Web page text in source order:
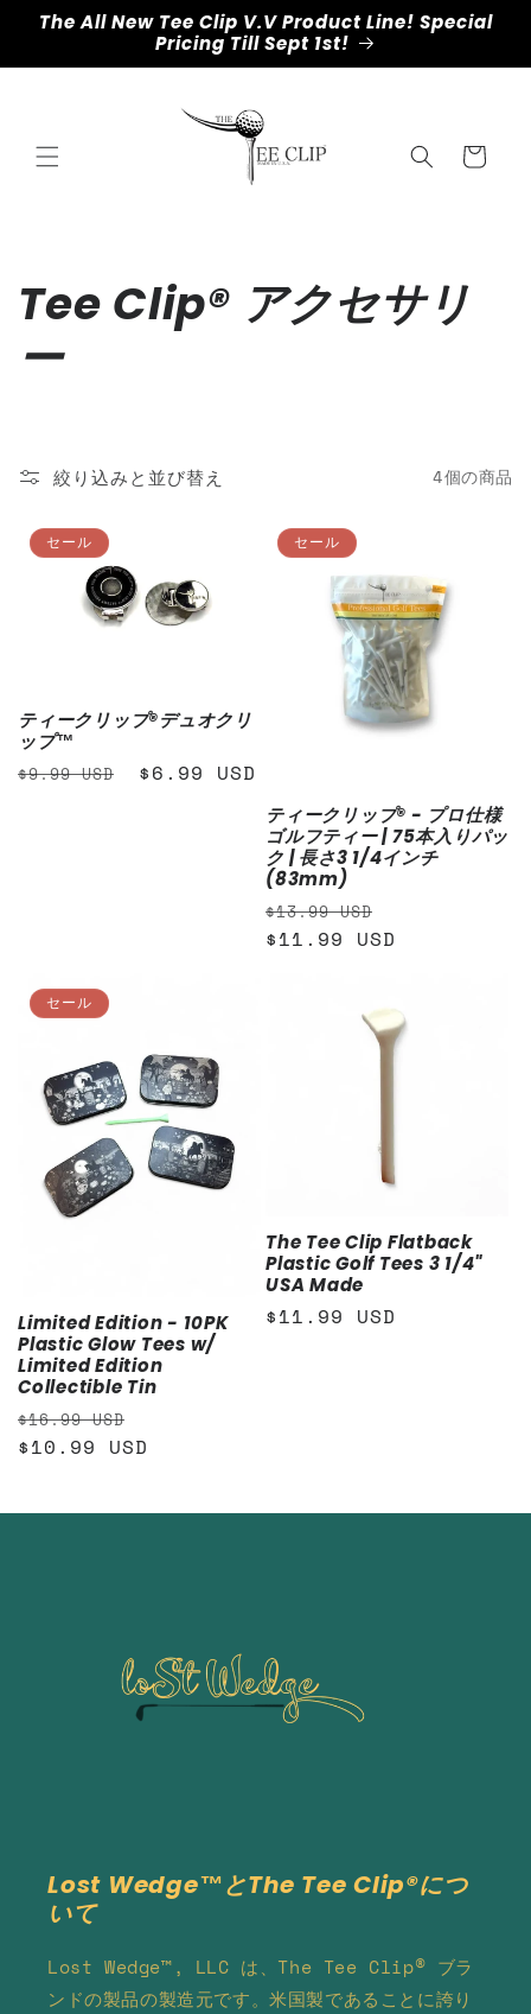
ンツに
The All New Tee Clip V.V Product Line! Special
Pricing Till Sept 1st!
ー
コ
レ
シ
ョ
ン
Tee Clip® アクセサリ
ー
絞り込みと並び替え 4個の商品
セール
ティークリップ®デュオクリ
ップ™
通
$9.99 USD
セ
$6.99 USD
セール
ティークリップ® - プロ仕様
ゴルフティー | 75本入りパッ
ク | 長さ3 1/4インチ
(83mm)
通
常
$13.99 USD
ー
格
$11.99 USD
セール
Limited Edition - 10PK
Plastic Glow Tees w/
Limited Edition
Collectible Tin
通
常
$16.99 USD
ー
$10.99 USD
The Tee Clip Flatback
Plastic Golf Tees 3 1/4"
USA Made
通
$11.99 USD
Lost Wedge™とThe Tee Clip®につ
いて
Lost Wedge™, LLC は、The Tee Clip® ブラ
ンドの製品の製造元です。米国製であることに誇り